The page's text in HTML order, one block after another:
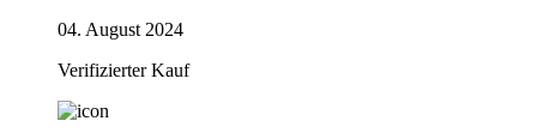
04. August 2024
Verifizierter Kauf